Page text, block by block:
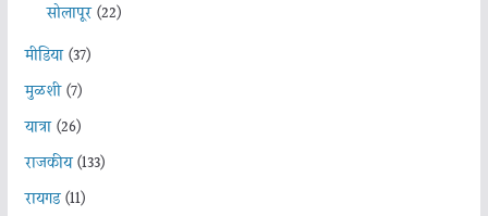
सोलापूर(22)
मीडिया(37)
मुळशी(7)
यात्रा(26)
राजकीय(133)
रायगड(11)